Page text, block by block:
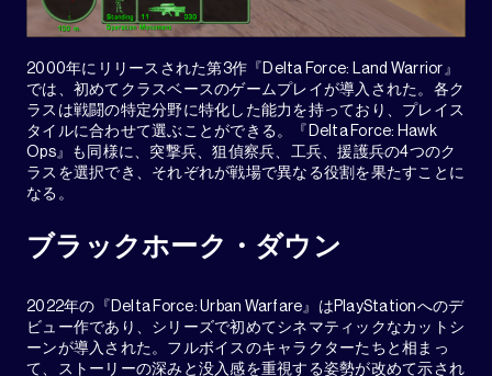
2000年にリリースされた第3作『Delta Force: Land Warrior』
では、初めてクラスベースのゲームプレイが導入された。各ク
ラスは戦闘の特定分野に特化した能力を持っており、プレイス
タイルに合わせて選ぶことができる。『Delta Force: Hawk
Ops』も同様に、突撃兵、狙偵察兵、工兵、援護兵の4つのク
ラスを選択でき、それぞれが戦場で異なる役割を果たすことに
なる。
ブラックホーク・ダウン
2022年の『Delta Force: Urban Warfare』はPlayStationへのデ
ビュー作であり、シリーズで初めてシネマティックなカットシ
ーンが導入された。フルボイスのキャラクターたちと相まっ
て、ストーリーの深みと没入感を重視する姿勢が改めて示され